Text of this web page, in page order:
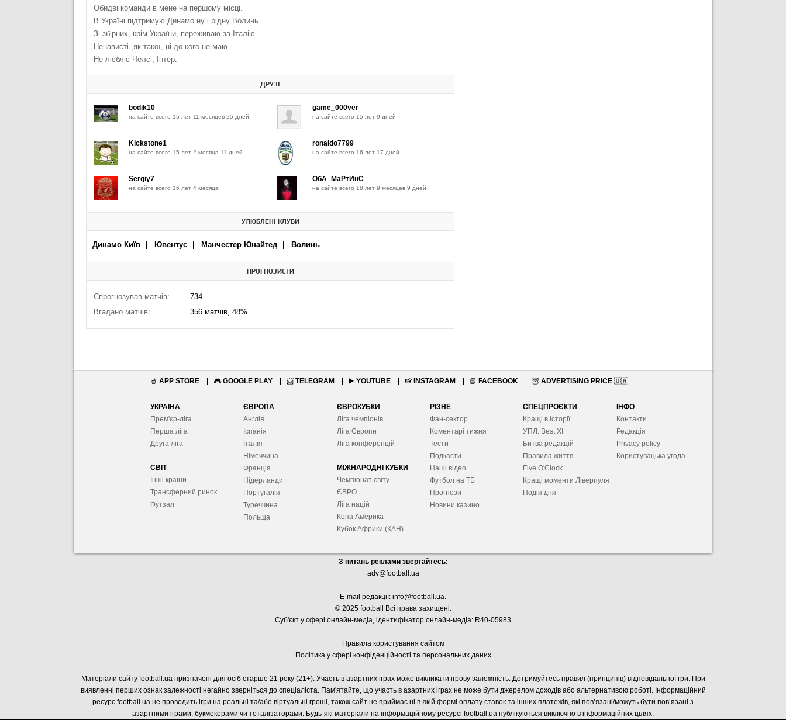
Обидві команди в мене на першому місці.
В Україні підтримую Динамо ну і рідну Волинь.
Зі збірних, крім України, переживаю за Італію.
Ненависті ,як такої, ні до кого не маю.
Не люблю Челсі, Інтер.
ДРУЗІ
bodik10
на сайте всего 15 лет 11 месяцев 25 дней
game_000ver
на сайте всего 15 лет 9 дней
Kickstone1
на сайте всего 15 лет 2 месяца 11 дней
ronaldo7799
на сайте всего 16 лет 17 дней
Sergiy7
на сайте всего 16 лет 4 месяца
ОбА_МаРтИнС
на сайте всего 18 лет 9 месяцев 9 дней
УЛЮБЛЕНІ КЛУБИ
Динамо Київ Ювентус Манчестер Юнайтед Волинь
ПРОГНОЗИСТИ
Спрогнозував матчів:
734
Вгадано матчів:
356 матчів, 48%
🍏 APP STORE 🎮 GOOGLE PLAY 📨 TELEGRAM ▶️ YOUTUBE 📸 INSTAGRAM 📘 FACEBOOK 🦉 ADVERTISING PRICE 🇺🇦
УКРАЇНА
Прем'єр-ліга
Перша ліга
Друга ліга
СВІТ
Інші країни
Трансферний ринок
Футзал
ЄВРОПА
Англія
Іспанія
Італія
Німеччина
Франція
Нідерланди
Португалія
Туреччина
Польща
ЄВРОКУБКИ
Ліга чемпіонів
Ліга Європи
Ліга конференцій
МІЖНАРОДНІ КУБКИ
Чемпіонат світу
ЄВРО
Ліга націй
Копа Америка
Кубок Африки (КАН)
РІЗНЕ
Фан-сектор
Коментарі тижня
Тести
Подкасти
Наші відео
Футбол на ТБ
Прогнози
Новини казино
СПЕЦПРОЄКТИ
Кращі в історії
УПЛ. Best XІ
Битва редакцій
Правила життя
Five O'Clock
Кращі моменти Ліверпуля
Подія дня
ІНФО
Контакти
Редакція
Privacy policy
Користувацька угода
З питань реклами звертайтесь:
adv@football.ua
E-mail редакції: info@football.ua.
© 2025 football Всі права захищені.
Суб'єкт у сфері онлайн-медіа, ідентифікатор онлайн-медіа: R40-05983
Правила користування сайтом
Політика у сфері конфіденційності та персональних даних
Матеріали сайту football.ua призначені для осіб старше 21 року (21+). Участь в азартних іграх може викликати ігрову залежність. Дотримуйтесь правил (принципів) відповідальної гри. При
виявленні перших ознак залежності негайно зверніться до спеціаліста. Пам'ятайте, що участь в азартних іграх не може бути джерелом доходів або альтернативою роботі. Інформаційний
ресурс football.ua не проводить ігри на реальні та/або віртуальні гроші, також сайт не приймає ні в якій формі оплату ставок та інших платежів, які пов’язані/можуть бути пов’язані з
азартними іграми, букмекерами чи тоталізаторами. Будь-які матеріали на інформаційному ресурсі football.ua публікуються виключно в інформаційних цілях.